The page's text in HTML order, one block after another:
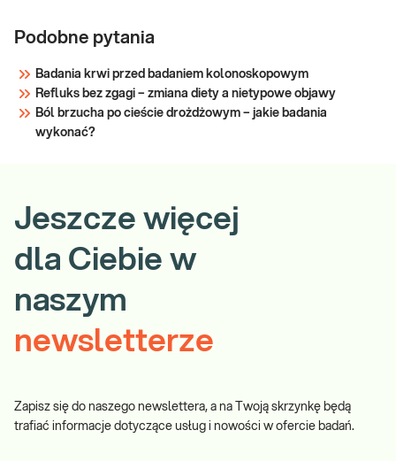
Podobne pytania
Badania krwi przed badaniem kolonoskopowym
Refluks bez zgagi – zmiana diety a nietypowe objawy
Ból brzucha po cieście drożdżowym – jakie badania
wykonać?
Jeszcze więcej
dla Ciebie w
naszym
newsletterze
Zapisz się do naszego newslettera, a na Twoją skrzynkę będą
trafiać informacje dotyczące usług i nowości w ofercie badań.